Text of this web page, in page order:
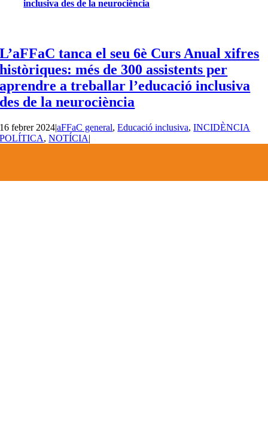
inclusiva des de la neurociència
L’aFFaC tanca el seu 6è Curs Anual xifres
històriques: més de 300 assistents per
aprendre a treballar l’educació inclusiva
des de la neurociència
16 febrer 2024|aFFaC general,Educació inclusiva,INCIDÈNCIA
POLÍTICA,NOTÍCIA|